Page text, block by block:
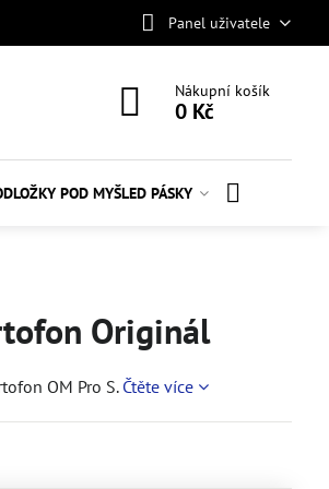
Panel uživatele
Nákupní košík
0 Kč
POD MYŠLED PÁSKY
Originál
OM Pro S.Čtěte více